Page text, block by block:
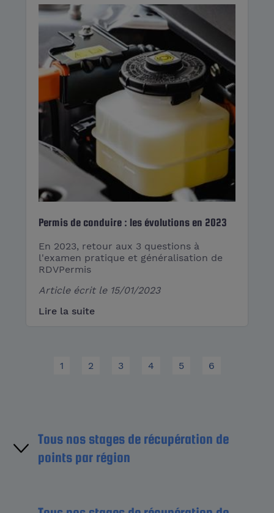
Permis de conduire : les évolutions en 2023
En 2023, retour aux 3 questions à
l'examen pratique et généralisation de
RDVPermis
Article écrit le 15/01/2023
Lire la suite
1 2 3 4 5 6
Tous nos stages de récupération de
points par région